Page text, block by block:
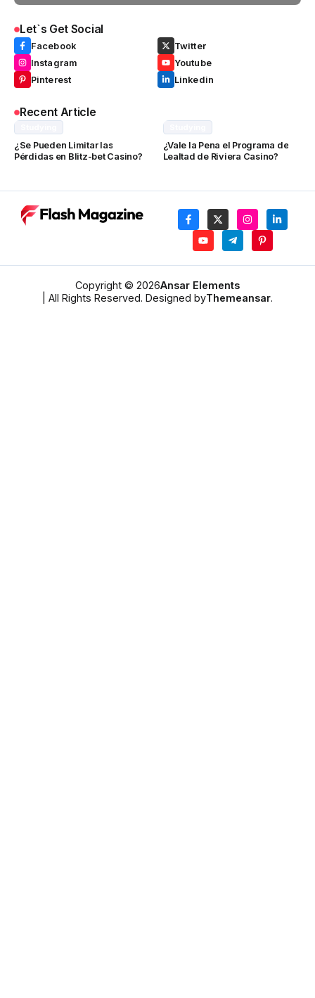
Let`s Get Social
Facebook
Twitter
Instagram
Youtube
Pinterest
Linkedin
Recent Article
¿Se Pueden Limitar las
Pérdidas en Blitz-bet Casino?
¿Vale la Pena el Programa de
Lealtad de Riviera Casino?
Copyright © 2026Ansar Elements
| All Rights Reserved. Designed byThemeansar.